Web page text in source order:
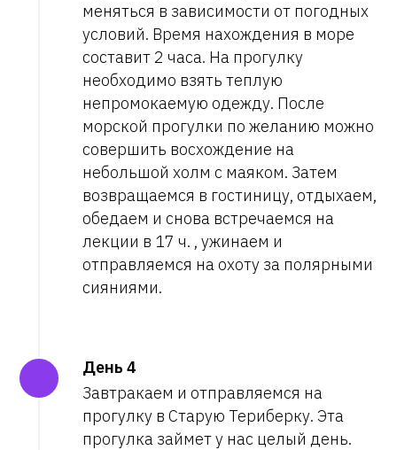
меняться в зависимости от погодных
условий. Время нахождения в море
составит 2 часа. На прогулку
необходимо взять теплую
непромокаемую одежду. После
морской прогулки по желанию можно
совершить восхождение на
небольшой холм с маяком. Затем
возвращаемся в гостиницу, отдыхаем,
обедаем и снова встречаемся на
лекции в 17 ч. , ужинаем и
отправляемся на охоту за полярными
сияниями.
День 4
Завтракаем и отправляемся на
прогулку в Старую Териберку. Эта
прогулка займет у нас целый день.